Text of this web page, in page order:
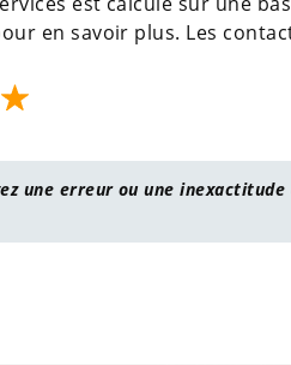
en savoir plus. Les
une erreur ou une